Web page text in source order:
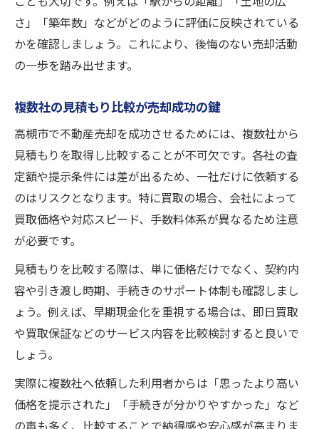
さ」「築年数」などがどのように評価に反映されている
かを確認しましょう。これにより、後悔のない売却活動
の一歩を踏み出せます。
複数社の見積もり比較が売却成功の鍵
高槻市で不動産売却を成功させるためには、複数社から
見積もりを取得し比較することが不可欠です。各社の査
定額や提示条件には差が出るため、一社だけに依頼する
のはリスクとなります。特に買取の場合、会社によって
買取価格や対応スピード、手数料体系が異なるため注意
が必要です。
見積もりを比較する際は、単に価格だけでなく、契約内
容や引き渡し時期、手続きのサポート体制も確認しまし
ょう。例えば、早期現金化を重視する場合は、即日買取
や買取保証などのサービス内容を比較検討すると良いで
しょう。
実際に複数社へ依頼した利用者からは「思ったより高い
価格を提示された」「手続きが分かりやすかった」など